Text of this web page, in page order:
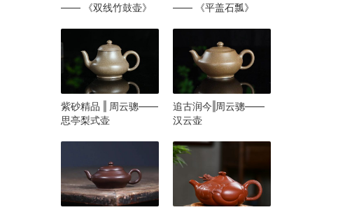
—— 《双线竹鼓壶》
—— 《平盖石瓢》
紫砂精品 ‖ 周云骢——
思亭梨式壶
追古润今‖周云骢——
汉云壶